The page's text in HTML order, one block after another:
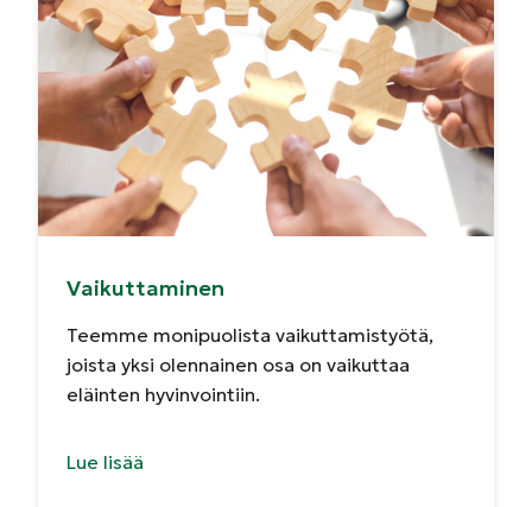
Vaikuttaminen
Teemme monipuolista vaikuttamistyötä,
joista yksi olennainen osa on vaikuttaa
eläinten hyvinvointiin.
Lue lisää